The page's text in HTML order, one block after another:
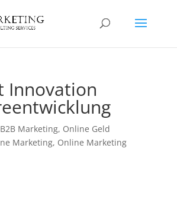
Innovation
B2B Marketing, Online Geld
Marketing, Online Marketing